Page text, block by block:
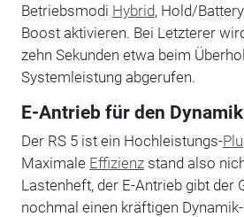
Betriebsmodi Hybrid, Hold/Battery
Boost aktivieren. Bei Letzterer
zehn Sekunden etwa beim
Systemleistung abgerufen.
E-Antrieb für den
Der RS 5 ist ein Hochleistungs-
Maximale Effizienzstand also
Lastenheft, der E-Antrieb gibt der
nochmal einen kräftigen